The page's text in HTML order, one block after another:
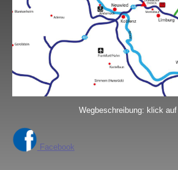
Wegbeschreibung: klick
Facebook